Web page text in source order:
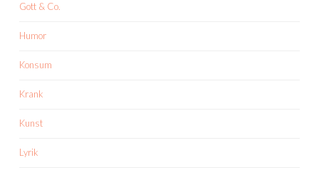
Gott & Co.
Humor
Konsum
Krank
Kunst
Lyrik